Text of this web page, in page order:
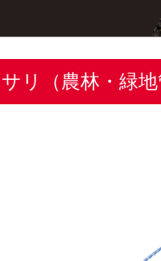
リ（農林・緑地